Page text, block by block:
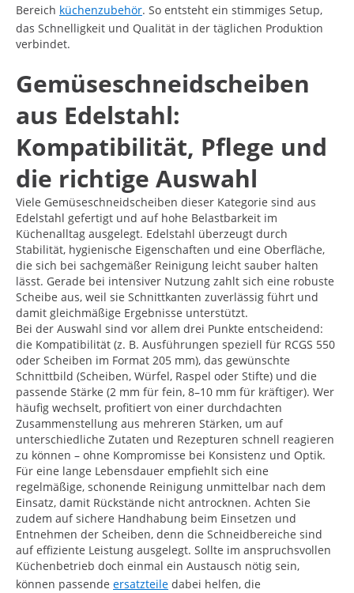
Bereich küchenzubehör. So entsteht ein stimmiges Setup,
das Schnelligkeit und Qualität in der täglichen Produktion
verbindet.
Gemüseschneidscheiben
aus Edelstahl:
Kompatibilität, Pflege und
die richtige Auswahl
Viele Gemüseschneidscheiben dieser Kategorie sind aus
Edelstahl gefertigt und auf hohe Belastbarkeit im
Küchenalltag ausgelegt. Edelstahl überzeugt durch
Stabilität, hygienische Eigenschaften und eine Oberfläche,
die sich bei sachgemäßer Reinigung leicht sauber halten
lässt. Gerade bei intensiver Nutzung zahlt sich eine robuste
Scheibe aus, weil sie Schnittkanten zuverlässig führt und
damit gleichmäßige Ergebnisse unterstützt.
Bei der Auswahl sind vor allem drei Punkte entscheidend:
die Kompatibilität (z. B. Ausführungen speziell für RCGS 550
oder Scheiben im Format 205 mm), das gewünschte
Schnittbild (Scheiben, Würfel, Raspel oder Stifte) und die
passende Stärke (2 mm für fein, 8–10 mm für kräftiger). Wer
häufig wechselt, profitiert von einer durchdachten
Zusammenstellung aus mehreren Stärken, um auf
unterschiedliche Zutaten und Rezepturen schnell reagieren
zu können – ohne Kompromisse bei Konsistenz und Optik.
Für eine lange Lebensdauer empfiehlt sich eine
regelmäßige, schonende Reinigung unmittelbar nach dem
Einsatz, damit Rückstände nicht antrocknen. Achten Sie
zudem auf sichere Handhabung beim Einsetzen und
Entnehmen der Scheiben, denn die Schneidbereiche sind
auf effiziente Leistung ausgelegt. Sollte im anspruchsvollen
Küchenbetrieb doch einmal ein Austausch nötig sein,
können passende ersatzteile dabei helfen, die